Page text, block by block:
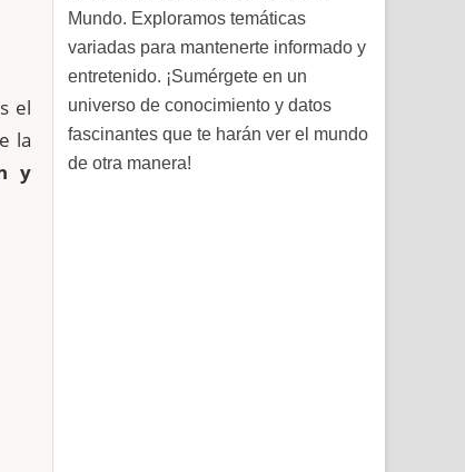
el
la
y
Mundo. Exploramos temáticas
variadas para mantenerte informado y
entretenido. ¡Sumérgete en un
universo de conocimiento y datos
fascinantes que te harán ver el mundo
de otra manera!